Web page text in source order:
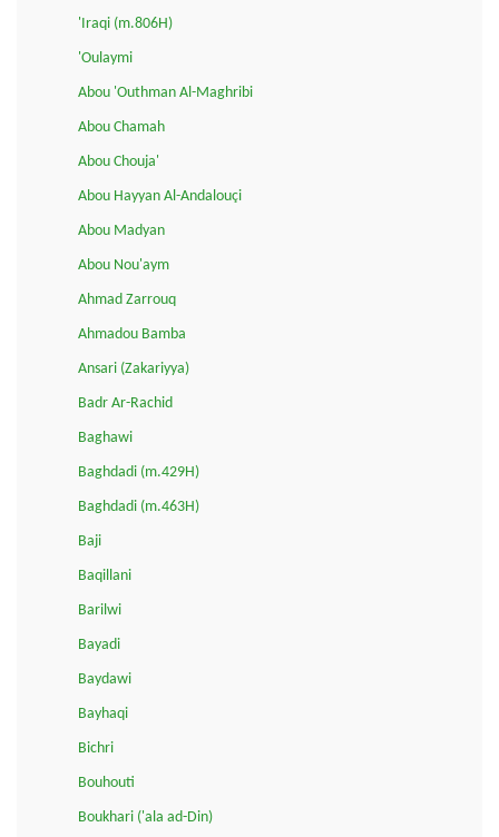
'Iraqi (m.806H)
'Oulaymi
Abou 'Outhman Al-Maghribi
Abou Chamah
Abou Chouja'
Abou Hayyan Al-Andalouçi
Abou Madyan
Abou Nou'aym
Ahmad Zarrouq
Ahmadou Bamba
Ansari (Zakariyya)
Badr Ar-Rachid
Baghawi
Baghdadi (m.429H)
Baghdadi (m.463H)
Baji
Baqillani
Barilwi
Bayadi
Baydawi
Bayhaqi
Bichri
Bouhouti
Boukhari ('ala ad-Din)